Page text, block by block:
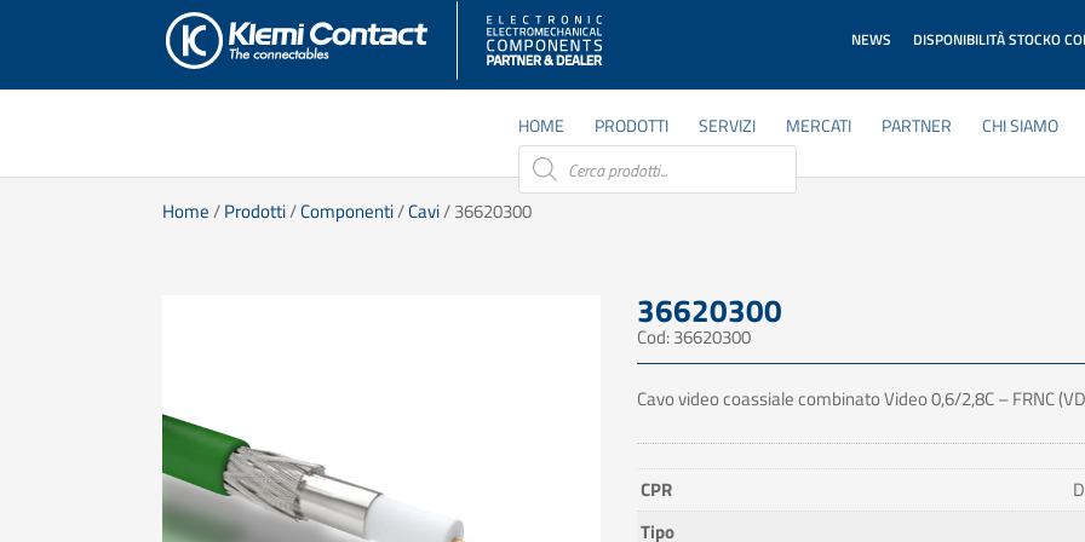
NEWS DISPONIBILITÀ STOCKO
HOME PRODOTTI SERVIZI MERCATI PARTNER
CHI SIAMO
Products
search
Home/Prodotti/Componenti/Cavi/ 36620300
36620300
Cod: 36620300
Cavo video coassiale combinato Video 0,6/2,8C – FRNC
CPR
Tipo